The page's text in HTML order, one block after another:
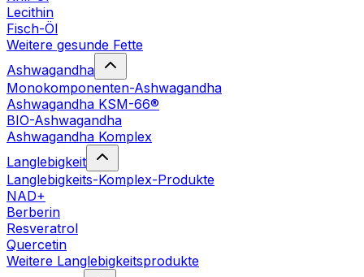
Lecithin
Fisch-Öl
Weitere gesunde Fette
Ashwagandha
Monokomponenten-Ashwagandha
Ashwagandha KSM-66®
BIO-Ashwagandha
Ashwagandha Komplex
Langlebigkeit
Langlebigkeits-Komplex-Produkte
NAD+
Berberin
Resveratrol
Quercetin
Weitere Langlebigkeitsprodukte